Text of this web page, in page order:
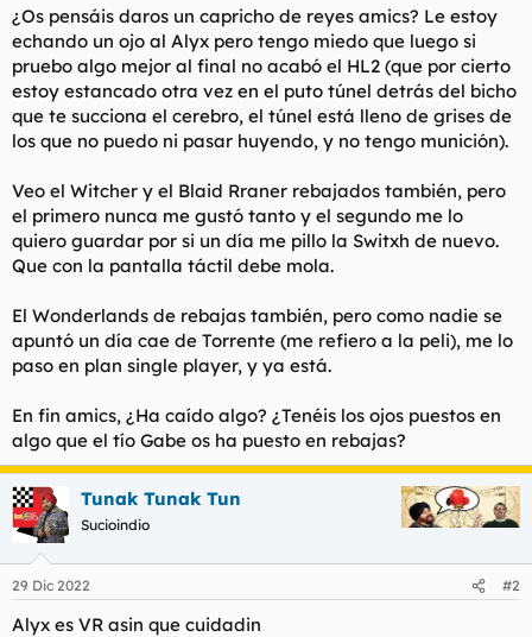
e
m
a
¿Os pensáis daros un capricho de reyes amics? Le estoy
echando un ojo al Alyx pero tengo miedo que luego si
pruebo algo mejor al final no acabó el HL2 (que por cierto
estoy estancado otra vez en el puto túnel detrás del bicho
que te succiona el cerebro, el túnel está lleno de grises de
los que no puedo ni pasar huyendo, y no tengo munición).
Veo el Witcher y el Blaid Rraner rebajados también, pero
el primero nunca me gustó tanto y el segundo me lo
quiero guardar por si un día me pillo la Switxh de nuevo.
Que con la pantalla táctil debe mola.
El Wonderlands de rebajas también, pero como nadie se
apuntó un día cae de Torrente (me refiero a la peli), me lo
paso en plan single player, y ya está.
En fin amics, ¿Ha caído algo? ¿Tenéis los ojos puestos en
algo que el tío Gabe os ha puesto en rebajas?
Tunak Tunak Tun
Sucioindio
29 Dic 2022 #2
Alyx es VR asin que cuidadin